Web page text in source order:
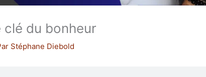
du bonheur
Stéphane Diebold